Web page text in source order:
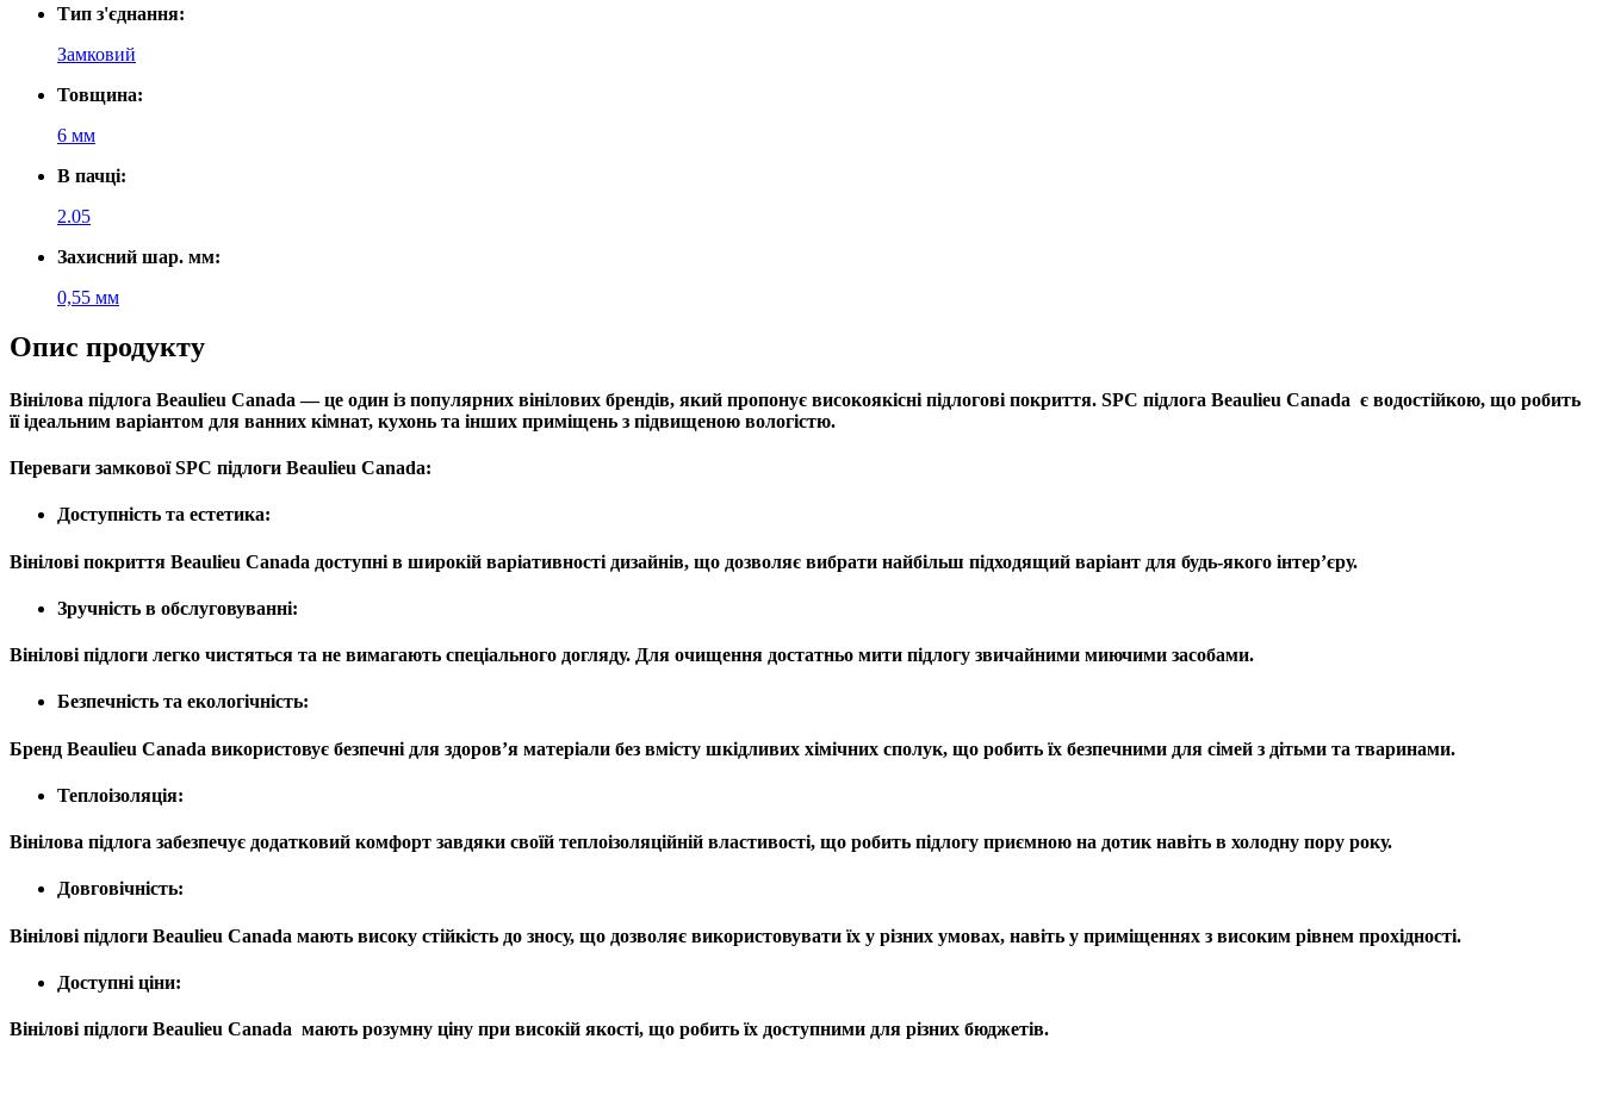
Тип з'єднання:
Замковий
Товщина:
6 мм
В пачці:
2.05
Захисний шар. мм:
0,55 мм
Опис продукту
Вінілова підлога Beaulieu Canada — це один із популярних вінілових брендів, який пропонує високоякісні підлогові покриття. SPC підлога Beaulieu Canada є водостійкою, що робить
її ідеальним варіантом для ванних кімнат, кухонь та інших приміщень з підвищеною вологістю.
Переваги замкової SPC підлоги Beaulieu Canada:
Доступність та естетика:
Вінілові покриття Beaulieu Canada доступні в широкій варіативності дизайнів, що дозволяє вибрати найбільш підходящий варіант для будь-якого інтер’єру.
Зручність в обслуговуванні:
Вінілові підлоги легко чистяться та не вимагають спеціального догляду. Для очищення достатньо мити підлогу звичайними миючими засобами.
Безпечність та екологічність:
Бренд Beaulieu Canada використовує безпечні для здоров’я матеріали без вмісту шкідливих хімічних сполук, що робить їх безпечними для сімей з дітьми та тваринами.
Теплоізоляція:
Вінілова підлога забезпечує додатковий комфорт завдяки своїй теплоізоляційній властивості, що робить підлогу приємною на дотик навіть в холодну пору року.
Довговічність:
Вінілові підлоги Beaulieu Canada мають високу стійкість до зносу, що дозволяє використовувати їх у різних умовах, навіть у приміщеннях з високим рівнем прохідності.
Доступні ціни:
Вінілові підлоги Beaulieu Canada мають розумну ціну при високій якості, що робить їх доступними для різних бюджетів.